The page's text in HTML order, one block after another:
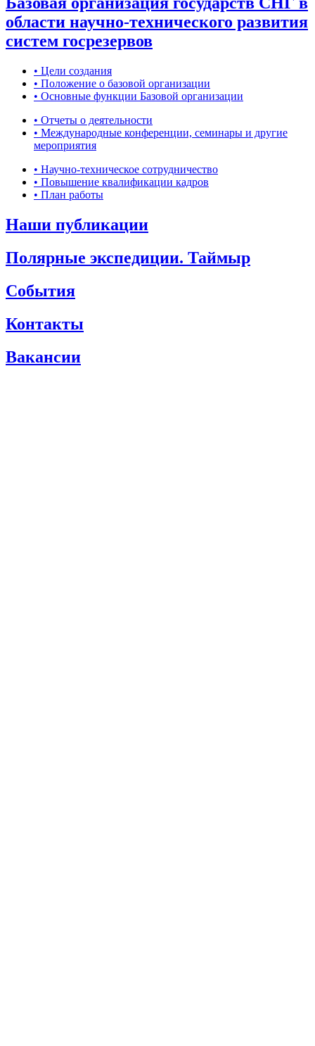
области научно-технического развития
систем госрезервов
• Цели создания
• Положение о базовой организации
• Основные функции Базовой организации
• Отчеты о деятельности
• Международные конференции, семинары и другие
мероприятия
• Научно-техническое сотрудничество
• Повышение квалификации кадров
• План работы
Наши публикации
Полярные экспедиции. Таймыр
События
Контакты
Вакансии